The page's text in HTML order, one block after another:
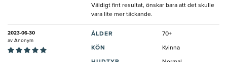
Väldigt fint resultat, önskar bara att det skulle
vara lite mer täckande.
2023-06-30
av Anonym
ÅLDER 70+
KÖN Kvinna